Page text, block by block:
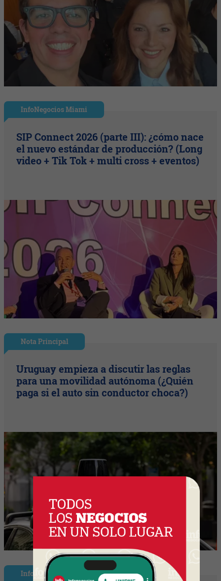
InfoNegocios Miami
SIP Connect 2026 (parte III): ¿cómo nace
el nuevo estándar de producción? (Long
video + Tik Tok + multi cross + eventos)
Nota Principal
Uruguay empieza a discutir las reglas
para una movilidad autónoma (¿Quién
paga si el auto sin conductor choca?)
InfoShow